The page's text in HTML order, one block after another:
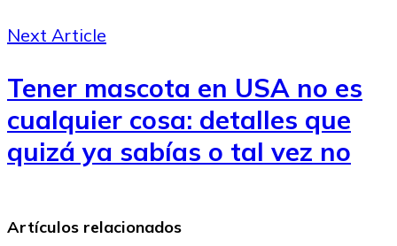
Next Article
Tener mascota en USA no es
cualquier cosa: detalles que
quizá ya sabías o tal vez no
Artículos relacionados